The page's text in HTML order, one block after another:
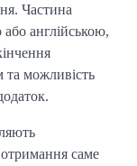
Частина
англійською,
можливість
саме